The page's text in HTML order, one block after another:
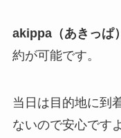
akippa（あきっぱ）
約が可能です。
当日は目的地に到
ないので安心です